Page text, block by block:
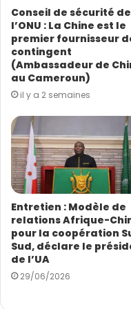
personnes entre les
d’entreprises privées
ont créés plus
Alors Monsieur
présenter en un
commerciales
Cameroun et la
Je puis dire que le
actuellement entre
l’esprit d’un
de tous. Les acteurs
pays sont en quête
s
e
E
m
a
l
Conseil de sécurité de
l’ONU : La Chine est le
premier fournisseur
contingent
(Ambassadeur de
au Cameroun)
il y a 2 semaines
Entretien : Modèle de
relations Afrique-
pour la coopération
Sud, déclare le
de l’UA
29/06/2026